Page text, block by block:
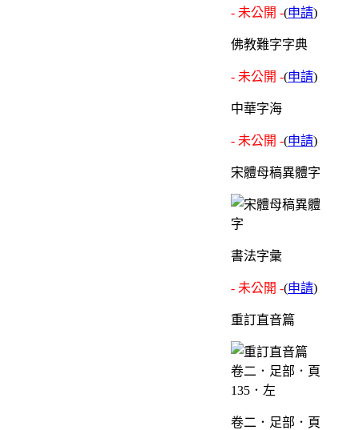
- 未公開 -(申請)
佛教難字字典
- 未公開 -(申請)
中華字海
- 未公開 -(申請)
宋體母稿異體字
書法字彙
- 未公開 -(申請)
重訂直音篇
卷二．足部．頁